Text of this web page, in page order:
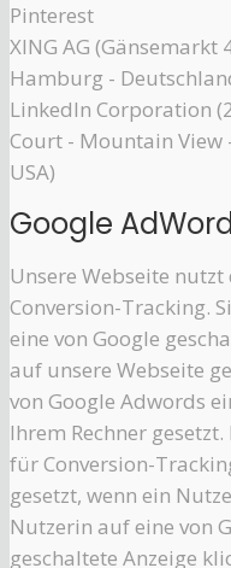
Pinterest
XING AG (Gänsemarkt
Hamburg -
LinkedIn Corporation
Court - Mountain View
USA)
Google
Unsere Webseite nutzt
Conversion-Tracking.
eine von Google
auf unsere Webseite
von Google Adwords
Ihrem Rechner gesetzt.
für Conversion-
gesetzt, wenn ein
Nutzerin auf eine von
geschaltete Anzeige